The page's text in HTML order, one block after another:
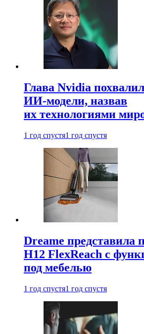
Глава Nvidia
ИИ-модели, назвав
их технологиями
1 год спустя1 год спустя
Dreame представила
H12 FlexReach с
под мебелью
1 год спустя1 год спустя